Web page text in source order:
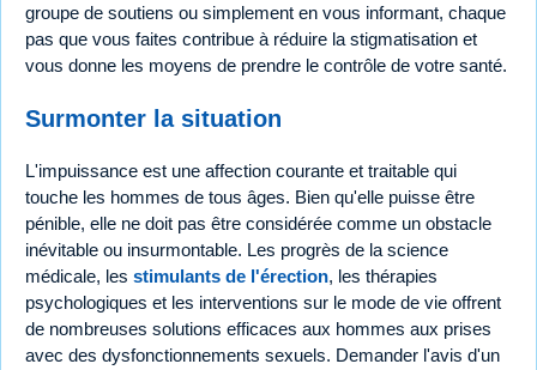
groupe de soutiens ou simplement en vous informant, chaque
pas que vous faites contribue à réduire la stigmatisation et
vous donne les moyens de prendre le contrôle de votre santé.
Surmonter la situation
L'impuissance est une affection courante et traitable qui
touche les hommes de tous âges. Bien qu'elle puisse être
pénible, elle ne doit pas être considérée comme un obstacle
inévitable ou insurmontable. Les progrès de la science
médicale, les stimulants de l'érection, les thérapies
psychologiques et les interventions sur le mode de vie offrent
de nombreuses solutions efficaces aux hommes aux prises
avec des dysfonctionnements sexuels. Demander l'avis d'un